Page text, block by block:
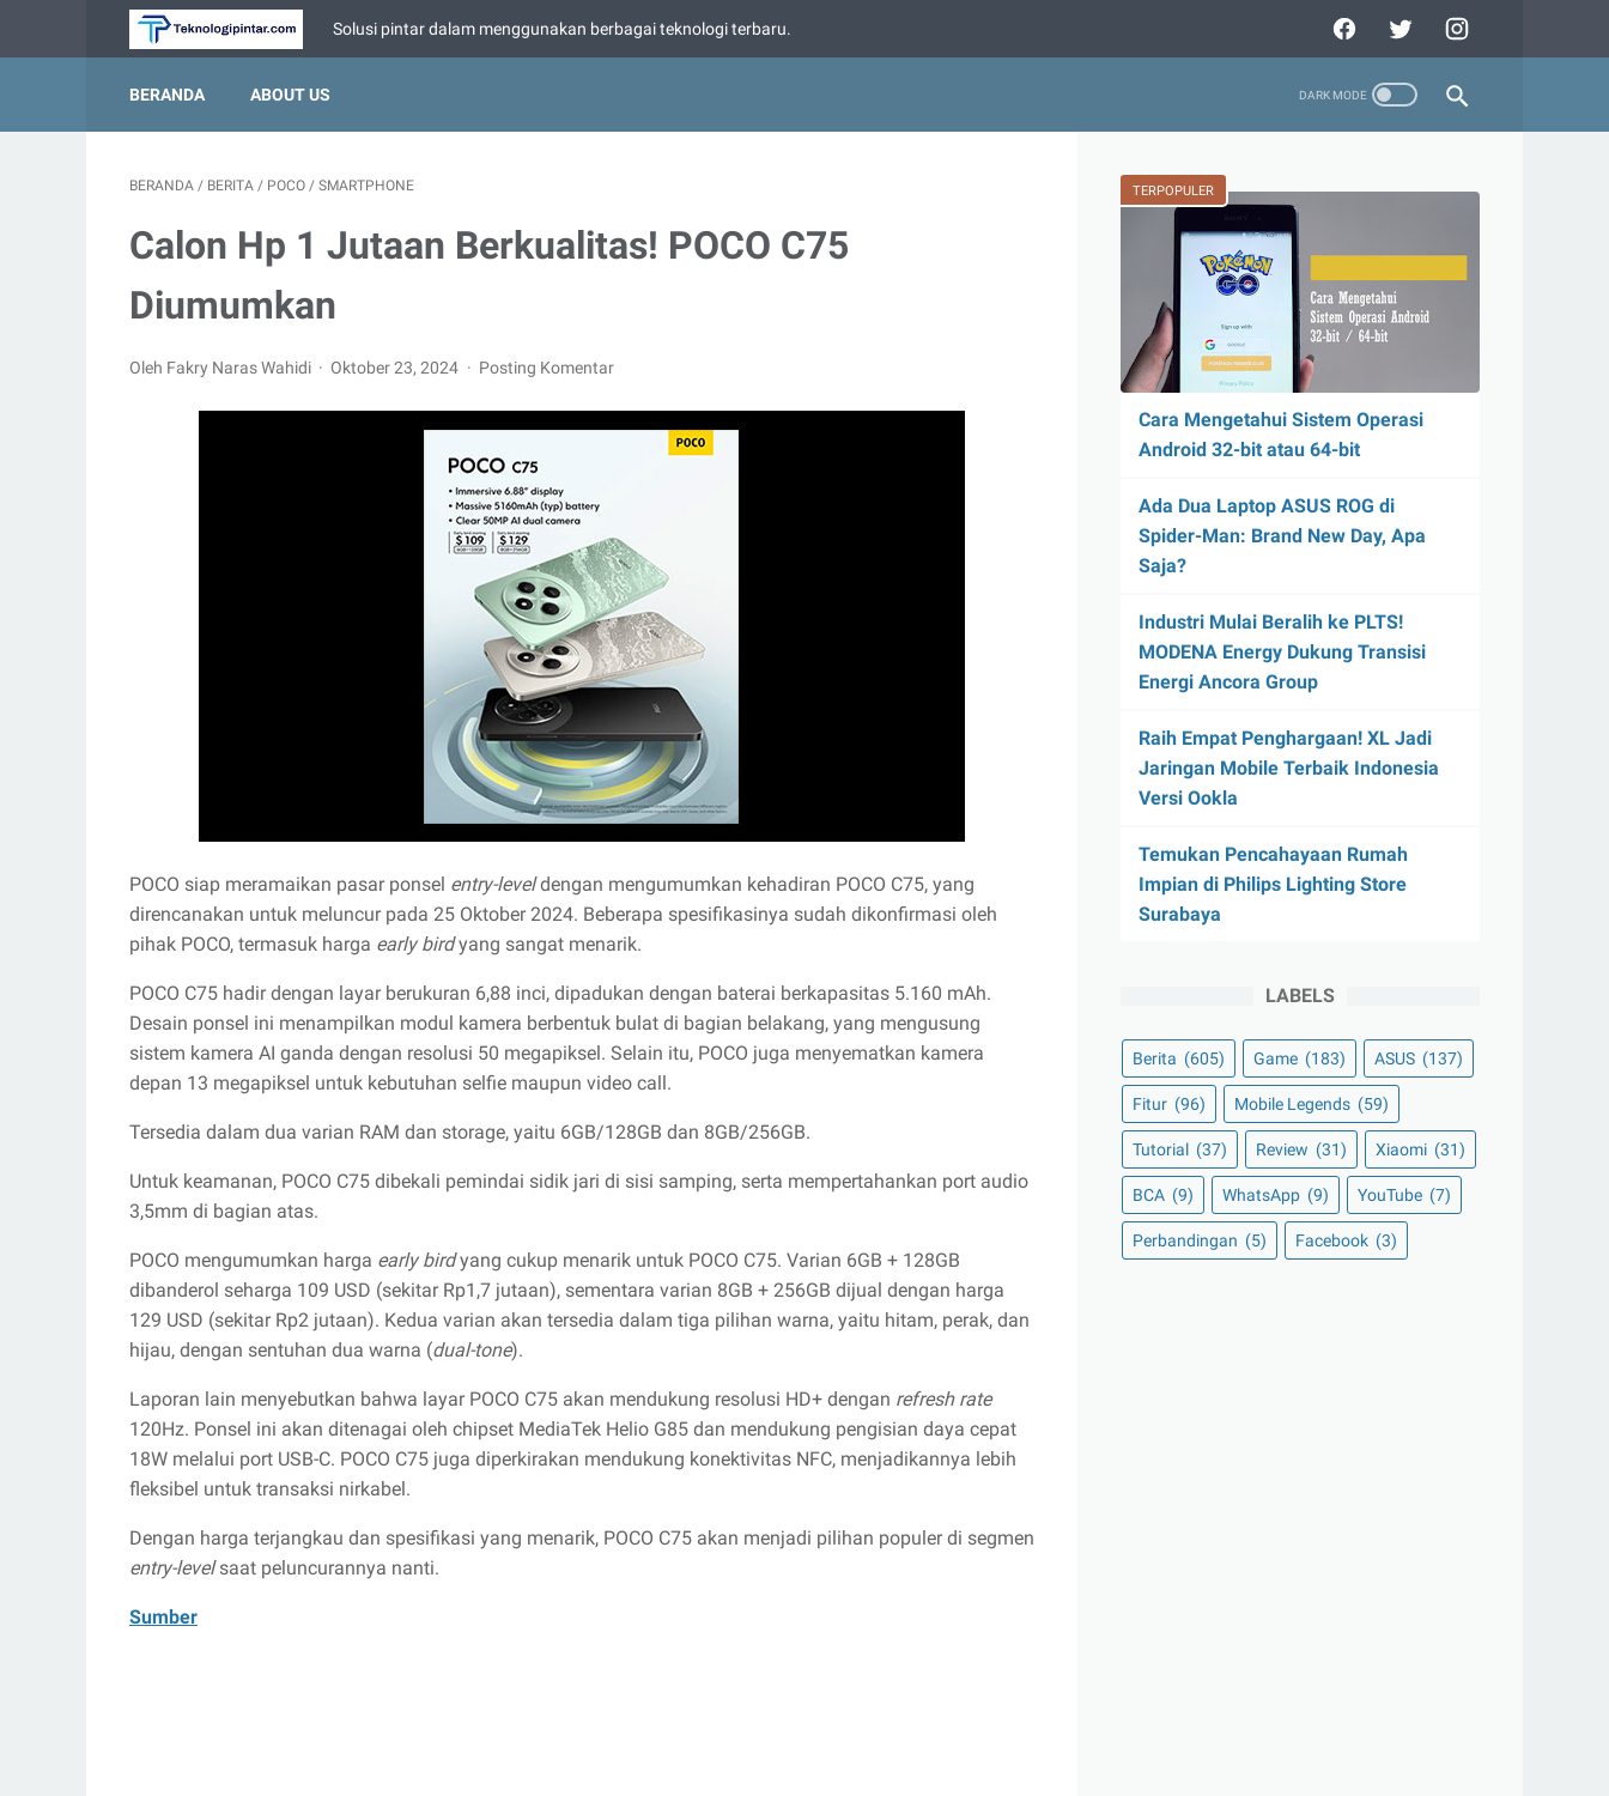
Solusi pintar dalam menggunakan berbagai teknologi terbaru.
BERANDA ABOUT US
BERANDA / BERITA / POCO / SMARTPHONE
Calon Hp 1 Jutaan Berkualitas! POCO C75
Diumumkan
Oleh Fakry Naras Wahidi Oktober 23, 2024 Posting Komentar
POCO siap meramaikan pasar ponsel entry-leveldengan mengumumkan kehadiran POCO C75, yang
direncanakan untuk meluncur pada 25 Oktober 2024. Beberapa spesifikasinya sudah dikonfirmasi oleh
pihak POCO, termasuk harga early birdyang sangat menarik.
POCO C75 hadir dengan layar berukuran 6,88 inci, dipadukan dengan baterai berkapasitas 5.160 mAh.
Desain ponsel ini menampilkan modul kamera berbentuk bulat di bagian belakang, yang mengusung
sistem kamera AI ganda dengan resolusi 50 megapiksel. Selain itu, POCO juga menyematkan kamera
depan 13 megapiksel untuk kebutuhan selfie maupun video call.
Tersedia dalam dua varian RAM dan storage, yaitu 6GB/128GB dan 8GB/256GB.
Untuk keamanan, POCO C75 dibekali pemindai sidik jari di sisi samping, serta mempertahankan port audio
3,5mm di bagian atas.
POCO mengumumkan harga early birdyang cukup menarik untuk POCO C75. Varian 6GB + 128GB
dibanderol seharga 109 USD (sekitar Rp1,7 jutaan), sementara varian 8GB + 256GB dijual dengan harga
129 USD (sekitar Rp2 jutaan). Kedua varian akan tersedia dalam tiga pilihan warna, yaitu hitam, perak, dan
hijau, dengan sentuhan dua warna (dual-tone).
Laporan lain menyebutkan bahwa layar POCO C75 akan mendukung resolusi HD+ dengan refresh rate
120Hz. Ponsel ini akan ditenagai oleh chipset MediaTek Helio G85 dan mendukung pengisian daya cepat
18W melalui port USB-C. POCO C75 juga diperkirakan mendukung konektivitas NFC, menjadikannya lebih
fleksibel untuk transaksi nirkabel.
Dengan harga terjangkau dan spesifikasi yang menarik, POCO C75 akan menjadi pilihan populer di segmen
entry-levelsaat peluncurannya nanti.
Sumber
TERPOPULER
Cara Mengetahui Sistem Operasi
Android 32-bit atau 64-bit
Ada Dua Laptop ASUS ROG di
Spider-Man: Brand New Day, Apa
Saja?
Industri Mulai Beralih ke PLTS!
MODENA Energy Dukung Transisi
Energi Ancora Group
Raih Empat Penghargaan! XL Jadi
Jaringan Mobile Terbaik Indonesia
Versi Ookla
Temukan Pencahayaan Rumah
Impian di Philips Lighting Store
Surabaya
LABELS
Berita (605) Game (183) ASUS (137)
Fitur (96) Mobile Legends (59)
Tutorial (37) Review (31) Xiaomi (31)
BCA (9) WhatsApp (9) YouTube (7)
Perbandingan (5) Facebook (3)